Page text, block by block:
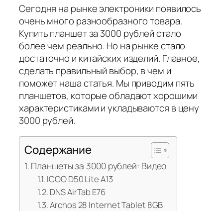
Сегодня на рынке электроники появилось
очень много разнообразного товара.
Купить планшет за 3000 рублей стало
более чем реально. Но на рынке стало
достаточно и китайских изделий. Главное,
сделать правильный выбор, в чем и
поможет наша статья. Мы приводим пять
планшетов, которые обладают хорошими
характеристиками и укладываются в цену
3000 рублей.
Содержание
Планшеты за 3000 рублей: Видео
ICOO D50 Lite A13
DNS AirTab E76
Archos 28 Internet Tablet 8GB